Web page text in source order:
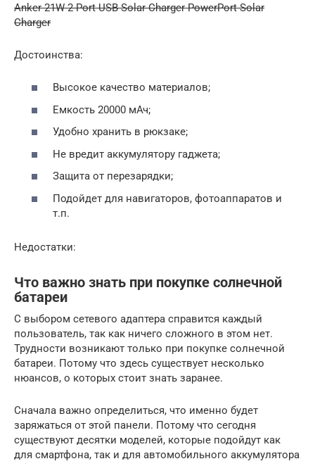
Anker 21W 2-Port USB Solar Charger PowerPort Solar
Charger
Достоинства:
Высокое качество материалов;
Емкость 20000 мАч;
Удобно хранить в рюкзаке;
Не вредит аккумулятору гаджета;
Защита от перезарядки;
Подойдет для навигаторов, фотоаппаратов и
т.п.
Недостатки:
Что важно знать при покупке солнечной
батареи
С выбором сетевого адаптера справится каждый
пользователь, так как ничего сложного в этом нет.
Трудности возникают только при покупке солнечной
батареи. Потому что здесь существует несколько
нюансов, о которых стоит знать заранее.
Сначала важно определиться, что именно будет
заряжаться от этой панели. Потому что сегодня
существуют десятки моделей, которые подойдут как
для смартфона, так и для автомобильного аккумулятора